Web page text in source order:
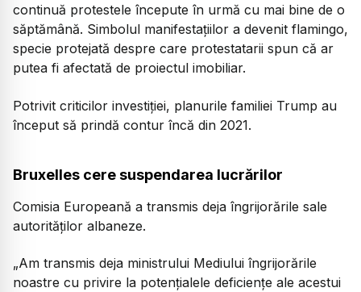
continuă protestele începute în urmă cu mai bine de o
săptămână. Simbolul manifestațiilor a devenit flamingo,
specie protejată despre care protestatarii spun că ar
putea fi afectată de proiectul imobiliar.
Potrivit criticilor investiției, planurile familiei Trump au
început să prindă contur încă din 2021.
Bruxelles cere suspendarea lucrărilor
Comisia Europeană a transmis deja îngrijorările sale
autorităților albaneze.
„Am transmis deja ministrului Mediului îngrijorările
noastre cu privire la potențialele deficiențe ale acestui